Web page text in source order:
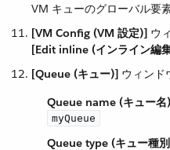
VM キューのグローバル要
[VM Config (VM 設定)] ウ
[Edit inline (インライン編
[Queue (キュー)] ウィンド
Queue name (キュー名)
myQueue
Queue type (キュー種